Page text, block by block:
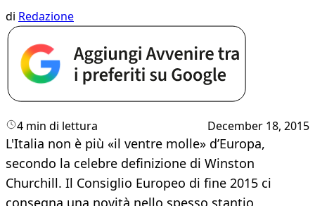
di Redazione
4 min di lettura December 18, 2015
L'Italia non è più «il ventre molle» d’Europa,
secondo la celebre definizione di Winston
Churchill. Il Consiglio Europeo di fine 2015 ci
consegna una novità nello spesso stantio